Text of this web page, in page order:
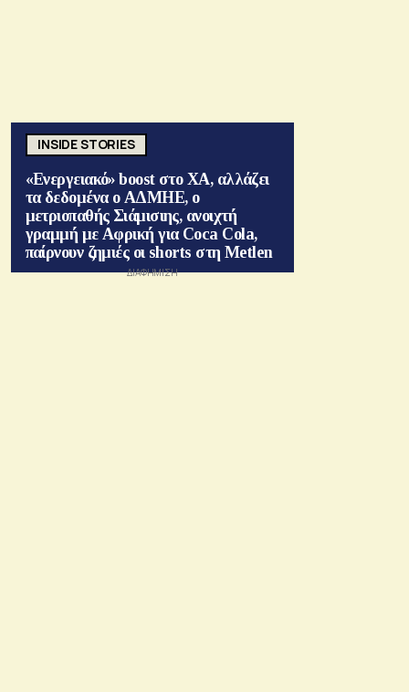
INSIDE STORIES
«Ενεργειακό» boost στο ΧΑ, αλλάζει
τα δεδομένα ο ΑΔΜΗΕ, ο
μετριοπαθής Σιάμισιης, ανοιχτή
γραμμή με Αφρική για Coca Cola,
παίρνουν ζημιές οι shorts στη Metlen